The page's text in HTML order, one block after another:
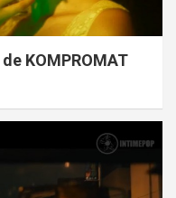
KOMPROMAT